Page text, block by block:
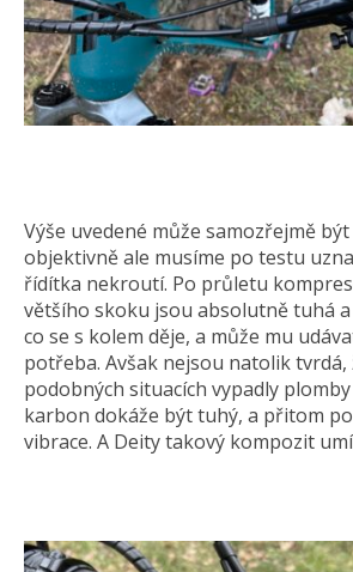
Výše uvedené může samozřejmě
objektivně ale musíme po testu
řídítka nekroutí. Po průletu
většího skoku jsou absolutně tuhá a
co se s kolem děje, a může mu
potřeba. Avšak nejsou natolik tvrdá,
podobných situacích vypadly
karbon dokáže být tuhý, a přitom
vibrace. A Deity takový kompozit